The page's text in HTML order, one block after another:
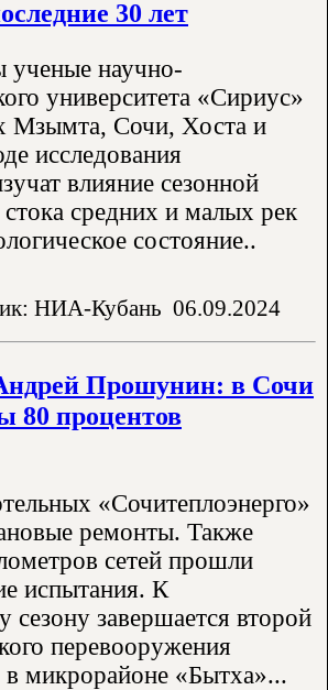
30 лет
ученые научно-
университета «Сириус»
Мзымта, Сочи, Хоста и
исследования
влияние сезонной
средних и малых рек
состояние..
НИА-Кубань 06.09.2024
Прошунин: в Сочи
80 процентов
«Сочитеплоэнерго»
ремонты. Также
сетей прошли
испытания. К
сезону завершается второй
перевооружения
микрорайоне «Бытха»...